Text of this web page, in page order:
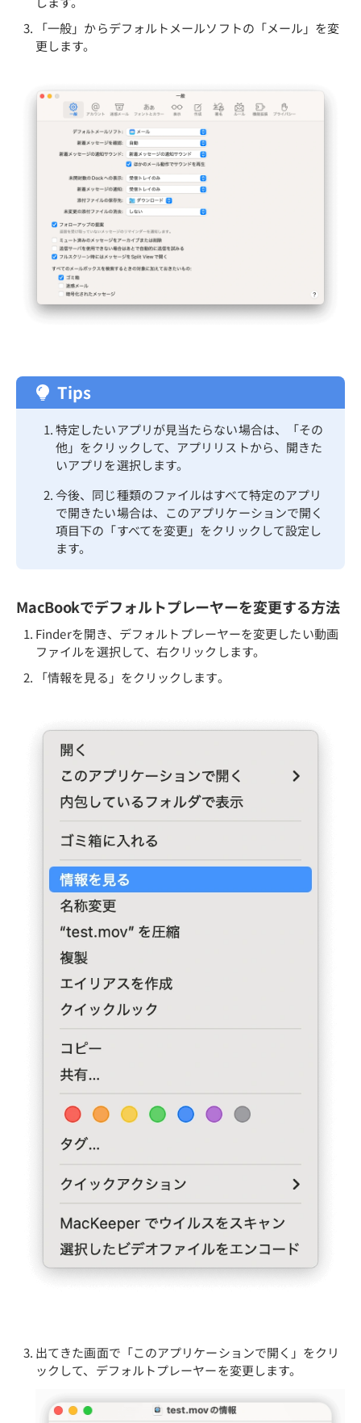
「一般」からデフォルトメールソフトの「メール」を変
更します。
Tips
特定したいアプリが見当たらない場合は、「その
他」をクリックして、アプリリストから、開きた
いアプリを選択します。
今後、同じ種類のファイルはすべて特定のアプリ
で開きたい場合は、このアプリケーションで開く
項目下の「すべてを変更」をクリックして設定し
ます。
MacBookでデフォルトプレーヤーを変更する方法
Finderを開き、デフォルトプレーヤーを変更したい動画
ファイルを選択して、右クリックします。
「情報を見る」をクリックします。
出てきた画面で「このアプリケーションで開く」をクリ
ックして、デフォルトプレーヤーを変更します。